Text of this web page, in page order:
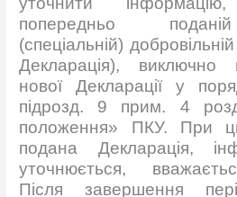
попередньо
(спеціальній)
Декларація),
нової Декларації у
підрозд. 9 прим. 4
положення» ПКУ. При
подана Декларація,
уточнюється,
Після завершення